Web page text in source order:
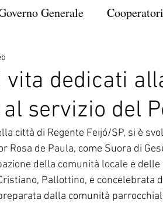
Generale Cooperatori
San Paolo
Corea del Sud Famiglia
vita dedicati
servizio del
città di Regente Feijó/SP, si è
Rosa de Paula, come Suora di
della comunità locale e
Pallottino, e concelebrata
dalla comunità